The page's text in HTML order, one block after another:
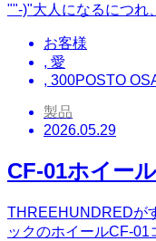
""-)"大人になるにつれ
お客様
, 愛
, 300POSTO
製品
2026.05.29
CF-01ホイー
THREEHUNDREDが
ックのホイールCF-